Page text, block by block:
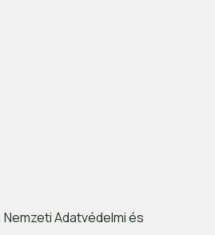
Adatvédelmi és